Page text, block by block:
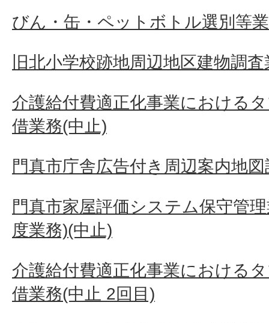
びん・缶・ペットボトル選別等
旧北小学校跡地周辺地区建物調
介護給付費適正化事業における
借業務(中止)
門真市庁舎広告付き周辺案内地
門真市家屋評価システム保守管
度業務)(中止)
介護給付費適正化事業における
借業務(中止 2回目)